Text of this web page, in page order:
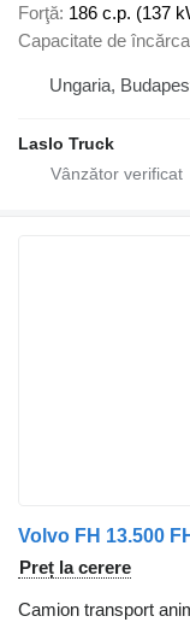
Forţă 186 c.p. (137
Capacitate de
Ungaria,
Laslo Truck
Preț la cerere
Camion transport